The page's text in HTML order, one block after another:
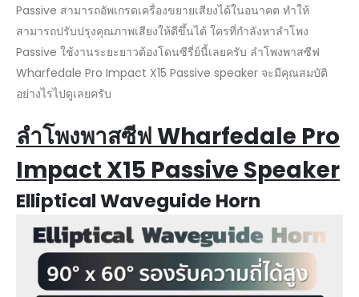
Passive สามารถอัพเกรดเครื่องขยายเสียงได้ในอนาคต ทำให้
สามารถปรับปรุงคุณภาพเสียงให้ดีขึ้นได้ ใครที่กำลังหาลำโพง
Passive ใช้งานระยะยาวต้องโดนซีรี่ย์นี้เลยครับ ลำโพงพาสซีฟ
Wharfedale Pro Impact X15 Passive speaker จะมีคุณสมบัติ
อย่างไรไปดูเลยครับ
ลำโพงพาสซีฟWharfedale Pro
Impact X15 Passive Speaker
Elliptical Waveguide Horn